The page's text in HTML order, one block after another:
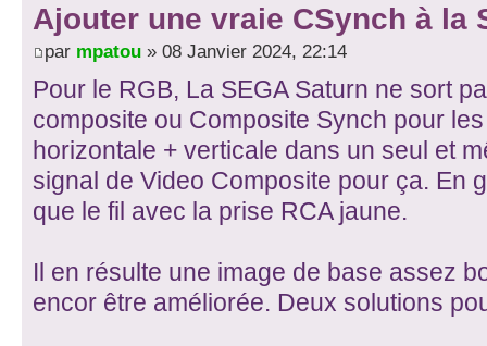
Ajouter une vraie CSynch à la
par mpatou » 08 Janvier 2024, 22:14
Pour le RGB, La SEGA Saturn ne sort
composite ou Composite Synch pour
horizontale + verticale dans un seul et
signal de Video Composite pour ça. En
que le fil avec la prise RCA jaune.
Il en résulte une image de base assez
encor être améliorée. Deux solutions